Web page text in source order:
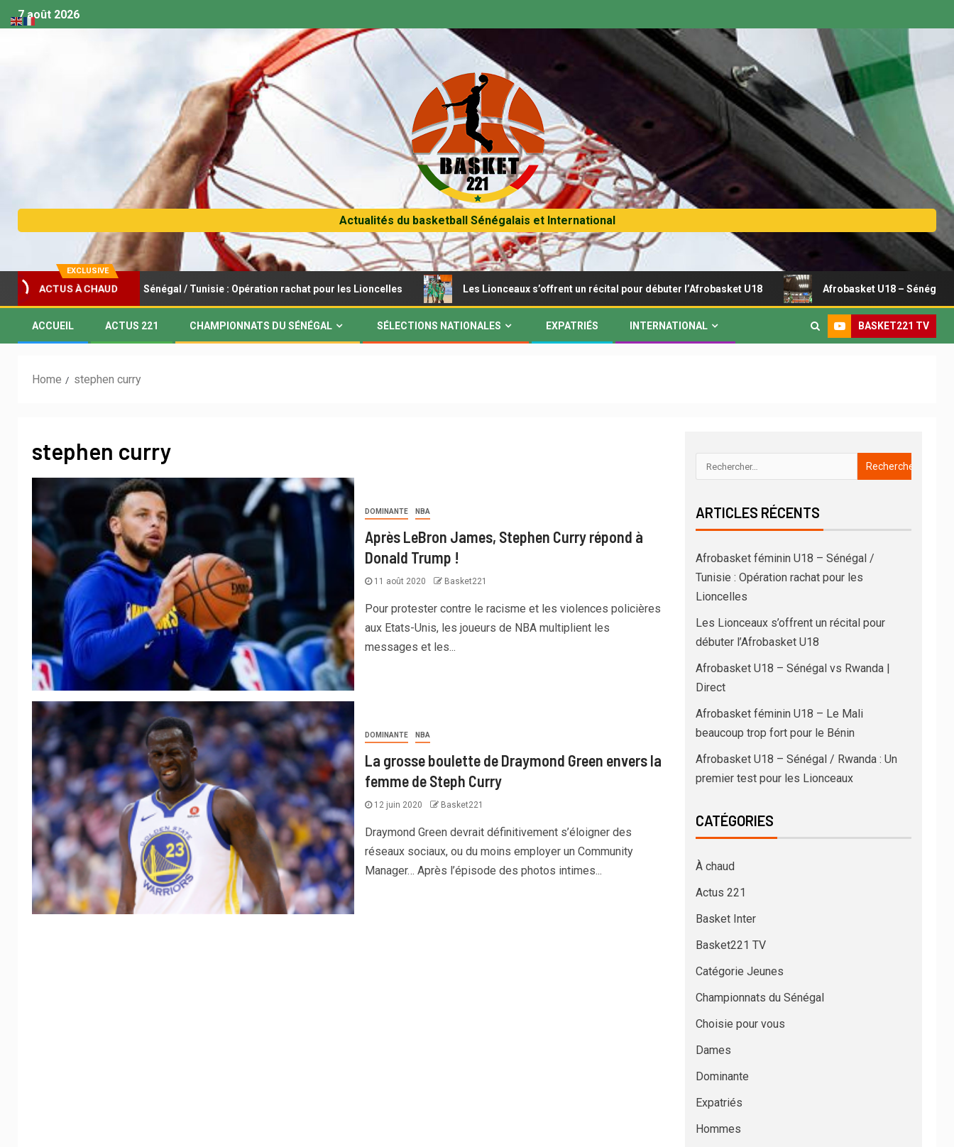
7 août 2026
Actualités du basketball Sénégalais et International
EXCLUSIVE
ACTUS À CHAUD
féminin U18 – Sénégal / Tunisie : Opération rachat pour les Lioncelles Les Lionceaux s’offrent un récital pour débuter l’Afrobasket U18 Afrobasket U18 – Sénégal vs
ACCUEIL ACTUS 221 CHAMPIONNATS DU SÉNÉGAL SÉLECTIONS NATIONALES EXPATRIÉS INTERNATIONAL BASKET221 TV
Home stephen curry
stephen curry
DOMINANTE NBA
Après LeBron James, Stephen Curry répond à
Donald Trump !
11 août 2020 Basket221
Pour protester contre le racisme et les violences policières
aux Etats-Unis, les joueurs de NBA multiplient les
messages et les...
DOMINANTE NBA
La grosse boulette de Draymond Green envers la
femme de Steph Curry
12 juin 2020 Basket221
Draymond Green devrait définitivement s’éloigner des
réseaux sociaux, ou du moins employer un Community
Manager… Après l’épisode des photos intimes...
ARTICLES RÉCENTS
Afrobasket féminin U18 – Sénégal /
Tunisie : Opération rachat pour les
Lioncelles
Les Lionceaux s’offrent un récital pour
débuter l’Afrobasket U18
Afrobasket U18 – Sénégal vs Rwanda |
Direct
Afrobasket féminin U18 – Le Mali
beaucoup trop fort pour le Bénin
Afrobasket U18 – Sénégal / Rwanda : Un
premier test pour les Lionceaux
CATÉGORIES
À chaud
Actus 221
Basket Inter
Basket221 TV
Catégorie Jeunes
Championnats du Sénégal
Choisie pour vous
Dames
Dominante
Expatriés
Hommes